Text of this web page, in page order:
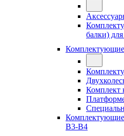
балки)
Комплектующие
Комплект
В3-В4